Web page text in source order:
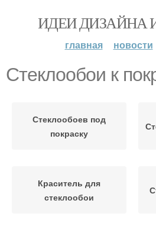
ИДЕИ ДИЗАЙНА
главная новости
Стеклообои к
Стеклообоев под
покраску
Краситель для
стеклообои